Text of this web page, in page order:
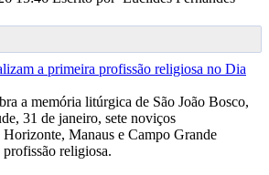
a memória litúrgica de São João Bosco,
31 de janeiro, sete noviços
Manaus e Campo Grande
religiosa.